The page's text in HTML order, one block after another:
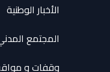
الأخبار الوطنية
المجتمع
وقفات و